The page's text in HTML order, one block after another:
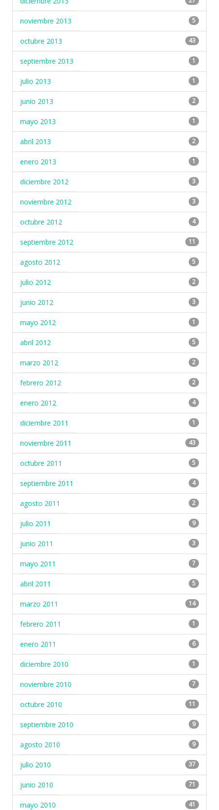
noviembre 2013 5
octubre 2013 43
septiembre 2013 1
julio 2013 1
junio 2013 2
mayo 2013 1
abril 2013 2
enero 2013 1
diciembre 2012 3
noviembre 2012 3
octubre 2012 4
septiembre 2012 11
agosto 2012 5
julio 2012 2
junio 2012 3
mayo 2012 1
abril 2012 5
marzo 2012 2
febrero 2012 2
enero 2012 4
diciembre 2011 1
noviembre 2011 43
octubre 2011 5
septiembre 2011 4
agosto 2011 2
julio 2011 9
junio 2011 3
mayo 2011 7
abril 2011 5
marzo 2011 14
febrero 2011 1
enero 2011 6
diciembre 2010 1
noviembre 2010 7
octubre 2010 11
septiembre 2010 9
agosto 2010 9
julio 2010 37
junio 2010 71
mayo 2010 41